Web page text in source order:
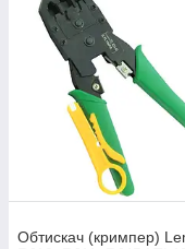
Обтискач (кримпер)